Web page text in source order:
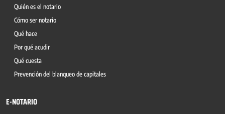
Quién es el notario
Cómo ser notario
Qué hace
Por qué acudir
Qué cuesta
Prevención del blanqueo de capitales
E-NOTARIO